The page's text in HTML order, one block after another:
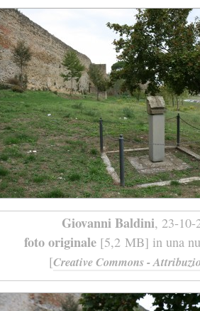
Giovanni Baldini, 23-10-
foto originale[5,2 MB] in una
[Creative Commons -